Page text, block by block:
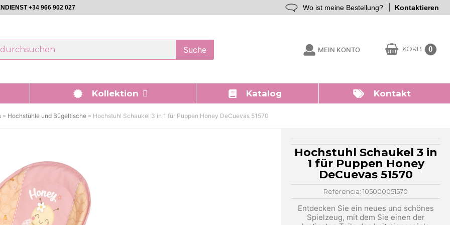
+34 966 902 027 Wo ist meine Bestellung? Kontaktieren
Suche MEIN KONTO KORB 0
Kollektion Katalog Kontakt
Hochstühle und Bügeltische Hochstuhl Schaukel 3 in 1 für Puppen Honey DeCuevas 51570
Hochstuhl Schaukel 3 in
1 für Puppen Honey
DeCuevas 51570
Referencia: 105000051570
Entdecken Sie ein neues und schönes
Spielzeug, mit dem Sie einen der